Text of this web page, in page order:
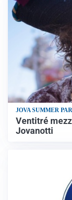
JOVA SUMMER
Ventitré
Jovanotti